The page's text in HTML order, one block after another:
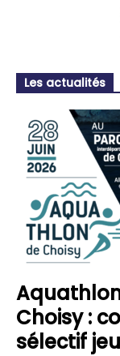
Les actualités
Choisy :
sélectif